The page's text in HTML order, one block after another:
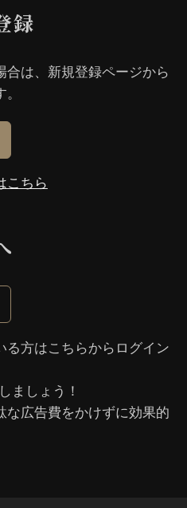
録
合は、新規登録ページから
こちら
る⽅はこちらからログイン
ましょう！
な広告費をかけずに効果的